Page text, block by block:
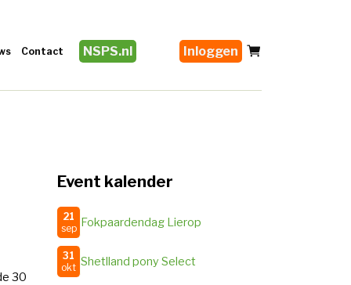
Contact NSPS.nl Inloggen
30
Event kalender
21
sep Fokpaardendag Lierop
31
okt Shetlland pony Select